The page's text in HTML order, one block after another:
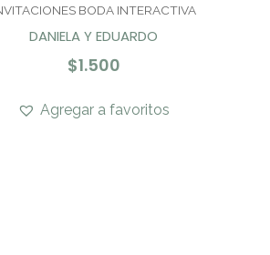
BODA INTERACTIVA
DANIELA Y EDUARDO
$1.500
Agregar a favoritos